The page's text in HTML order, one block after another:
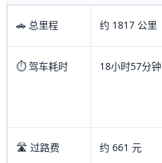
经销商
🚗 总里程 约 1817 公里
⏱️ 驾车耗时 18小时57分钟
🛣️ 过路费 约 661 元